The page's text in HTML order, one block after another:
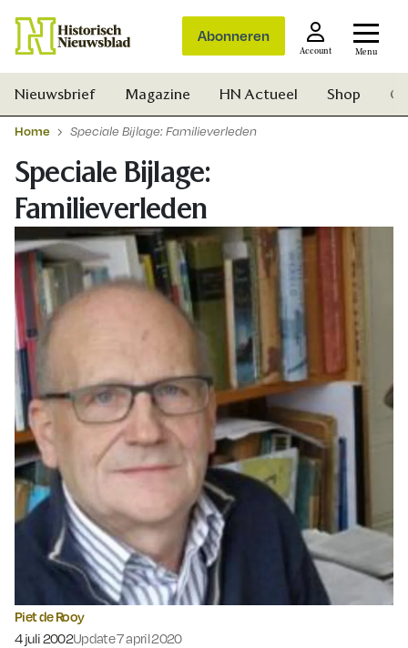
Abonneren
Account Menu
Zoek
Nieuwsbrief Magazine HN Actueel Shop
Home Speciale Bijlage: Familieverleden
Speciale Bijlage:
Familieverleden
Piet de Rooy
Gepubliceerd op:
4 juli 2002Update 7 april 2020